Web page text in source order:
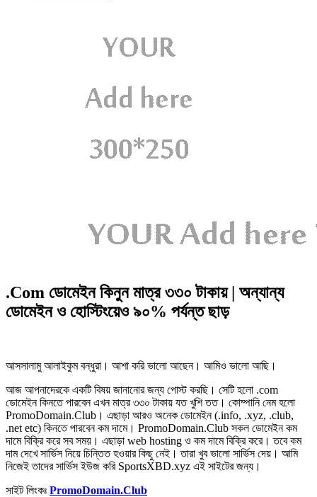
.Com ডোমেইন কিনুন মাত্র ৩৩০ টাকায় | অন্যান্য
ডোমেইন ও হোস্টিংয়েও ৯০% পর্যন্ত ছাড়
আসসালামু আলাইকুম বন্ধুরা। আশা করি ভালো আছেন। আমিও ভালো আছি।
আজ আপনাদেরকে একটি বিষয় জানানোর জন্য পোস্ট করছি। সেটি হলো .com
ডোমেইন কিনতে পারবেন এখন মাত্র ৩৩০ টাকায় যত খুশি তত। কোম্পানি নেম হলো
PromoDomain.Club। এছাড়া আরও অনেক ডোমেইন (.info, .xyz, .club,
.net etc) কিনতে পারবেন কম দামে। PromoDomain.Club সকল ডোমেইন কম
দামে বিক্রি করে সব সময়। এছাড়া web hosting ও কম দামে বিক্রি করে। তবে কম
দাম দেখে সার্ভিস নিয়ে চিন্তিত হওয়ার কিছু নেই। তারা খুব ভালো সার্ভিস দেয়। আমি
নিজেই তাদের সার্ভিস ইউজ করি SportsXBD.xyz এই সাইটের জন্য।
সাইট লিংকঃ PromoDomain.Club